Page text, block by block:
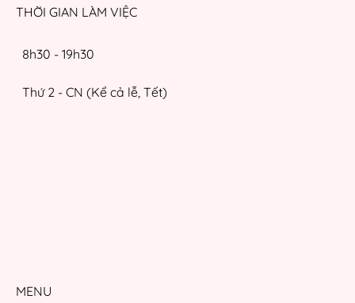
THỜI GIAN LÀM VIỆC
8h30 - 19h30
Thứ 2 - CN (Kể cả lễ, Tết)
MENU